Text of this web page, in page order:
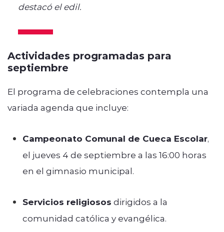
destacó el edil.
Actividades programadas para
septiembre
El programa de celebraciones contempla una
variada agenda que incluye:
Campeonato Comunal de Cueca Escolar,
el jueves 4 de septiembre a las 16:00 horas
en el gimnasio municipal.
Servicios religiosos dirigidos a la
comunidad católica y evangélica.